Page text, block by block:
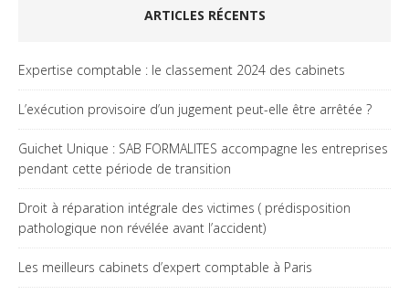
ARTICLES RÉCENTS
Expertise comptable : le classement 2024 des cabinets
L’exécution provisoire d’un jugement peut-elle être arrêtée ?
Guichet Unique : SAB FORMALITES accompagne les entreprises
pendant cette période de transition
Droit à réparation intégrale des victimes ( prédisposition
pathologique non révélée avant l’accident)
Les meilleurs cabinets d’expert comptable à Paris